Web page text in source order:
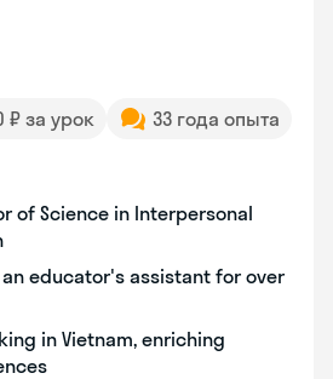
₽ за урок
33 года опыта
of Science in Interpersonal
educator's assistant for over
in Vietnam, enriching